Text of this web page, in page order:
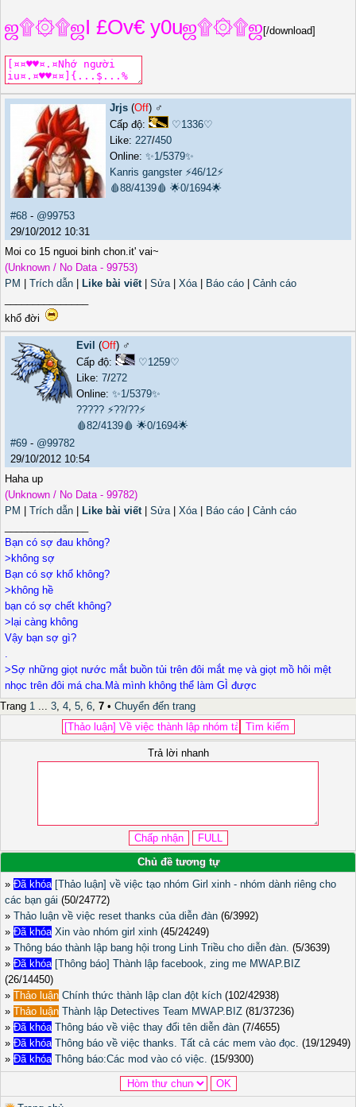
ஜ۩۞۩ஜI £Ov€ y0uஜ۩۞۩ஜ [/download]
Jrjs (Off) ♂️
Cấp độ:
♡1336♡
Like: 227/450
Online: ✨1/5379✨
Kanris gangster ⚡46/12⚡
🩸88/4139🩸 🌟0/1694🌟
#68 - @99753
29/10/2012 10:31
Moi co 15 nguoi binh chon.it' vai~
(Unknown / No Data - 99753)
PM
Trích dẫn Like bài viết| Sửa| Xóa| Báo cáo
Cảnh cáo
khổ đời
Evil (Off) ♂️
Cấp độ:
♡1259♡
Like: 7/272
Online: ✨1/5379✨
????? ⚡??/??⚡
🩸82/4139🩸 🌟0/1694🌟
#69 - @99782
29/10/2012 10:54
Haha up
(Unknown / No Data - 99782)
PM
Trích dẫn Like bài viết| Sửa| Xóa| Báo cáo
Cảnh cáo
Bạn có sợ đau không?
>không sợ
Bạn có sợ khổ không?
>không hề
bạn có sợ chết không?
>lại càng không
Vậy bạn sợ gì?
.
>Sợ những giọt nước mắt buồn tủi trên đôi mắt mẹ và giọt mồ hôi mệt
nhọc trên đôi má cha.Mà mình không thể làm GÌ được
Trang 1 ... 3, 4, 5, 6, 7 • Chuyển đến trang
Trả lời nhanh
Chủ đề tương tự
» Đã khóa [Thảo luận] về việc tạo nhóm Girl xinh - nhóm dành riêng cho
các bạn gái (50/24772)
» Thảo luận về việc reset thanks của diễn đàn (6/3992)
» Đã khóa Xin vào nhóm girl xinh (45/24249)
» Thông báo thành lập bang hội trong Linh Triều cho diễn đàn. (5/3639)
» Đã khóa [Thông báo] Thành lập facebook, zing me MWAP.BIZ
(26/14450)
» Thảo luận Chính thức thành lập clan đột kích (102/42938)
» Thảo luận Thành lập Detectives Team MWAP.BIZ (81/37236)
» Đã khóa Thông báo về việc thay đổi tên diễn đàn (7/4655)
» Đã khóa Thông báo về việc thanks. Tất cả các mem vào đọc. (19/12949)
» Đã khóa Thông báo:Các mod vào có việc. (15/9300)